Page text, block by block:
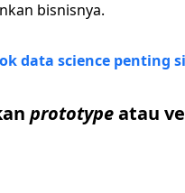
bisnisnya.
data science penting
prototypeatau